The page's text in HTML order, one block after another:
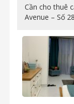
Cần cho thuê
Avenue – Số